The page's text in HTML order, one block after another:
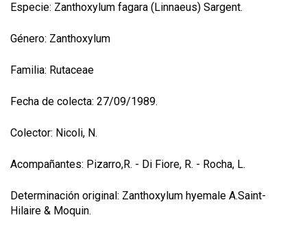
Especie: Zanthoxylum fagara (Linnaeus) Sargent.
Género: Zanthoxylum
Familia: Rutaceae
Fecha de colecta: 27/09/1989.
Colector: Nicoli, N.
Acompañantes: Pizarro,R. - Di Fiore, R. - Rocha, L.
Determinación original: Zanthoxylum hyemale A.Saint-
Hilaire & Moquin.